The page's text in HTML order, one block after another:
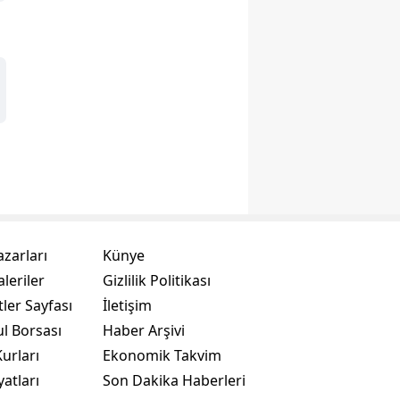
Sayfası
Borsası
Künye
Gizlilik Politikası
İletişim
Haber Arşivi
Ekonomik Takvim
Son Dakika Haberleri